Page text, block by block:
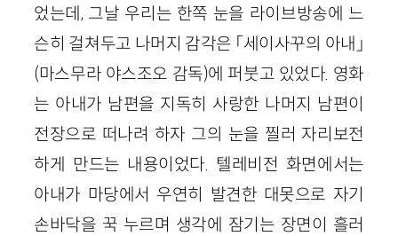
었는데, 그날 우리는 한쪽 눈을 라이브방송에 느
슨히 걸쳐두고 나머지 감각은 「세이사꾸의 아내」
(마스무라 야스조오 감독)에 퍼붓고 있었다. 영화
는 아내가 남편을 지독히 사랑한 나머지 남편이
전장으로 떠나려 하자 그의 눈을 찔러 자리보전
하게 만드는 내용이었다. 텔레비전 화면에서는
아내가 마당에서 우연히 발견한 대못으로 자기
손바닥을 꾹 누르며 생각에 잠기는 장면이 흘러